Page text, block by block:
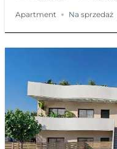
Apartment Na sprzedaż